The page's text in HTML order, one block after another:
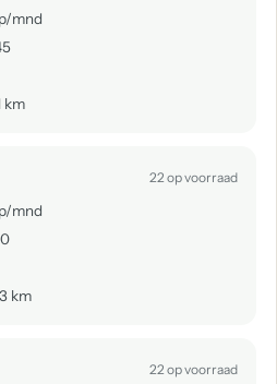
mnd
km
22 op voorraad
mnd
km
22 op voorraad